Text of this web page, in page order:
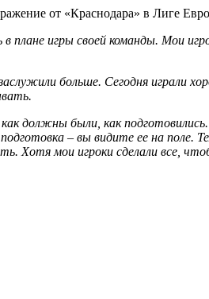
от «Краснодара» в Лиге
в плане игры своей команды. Мои
больше. Сегодня
должны были, как
– вы видите ее на
Хотя мои игроки сделали все,